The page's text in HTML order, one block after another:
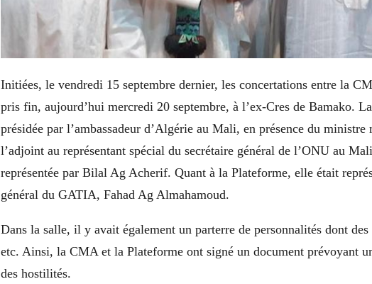
Initiées, le vendredi 15 septembre dernier, les concertations entre la
pris fin, aujourd’hui mercredi 20 septembre, à l’ex-Cres de Bamako.
présidée par l’ambassadeur d’Algérie au Mali, en présence du
l’adjoint au représentant spécial du secrétaire général de l’ONU au
représentée par Bilal Ag Acherif. Quant à la Plateforme, elle était
général du GATIA, Fahad Ag Almahamoud.
Dans la salle, il y avait également un parterre de personnalités dont
etc. Ainsi, la CMA et la Plateforme ont signé un document prévoyant
des hostilités.